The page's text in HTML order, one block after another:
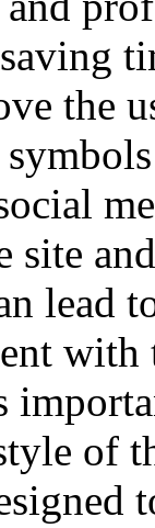
the
site
lead
of